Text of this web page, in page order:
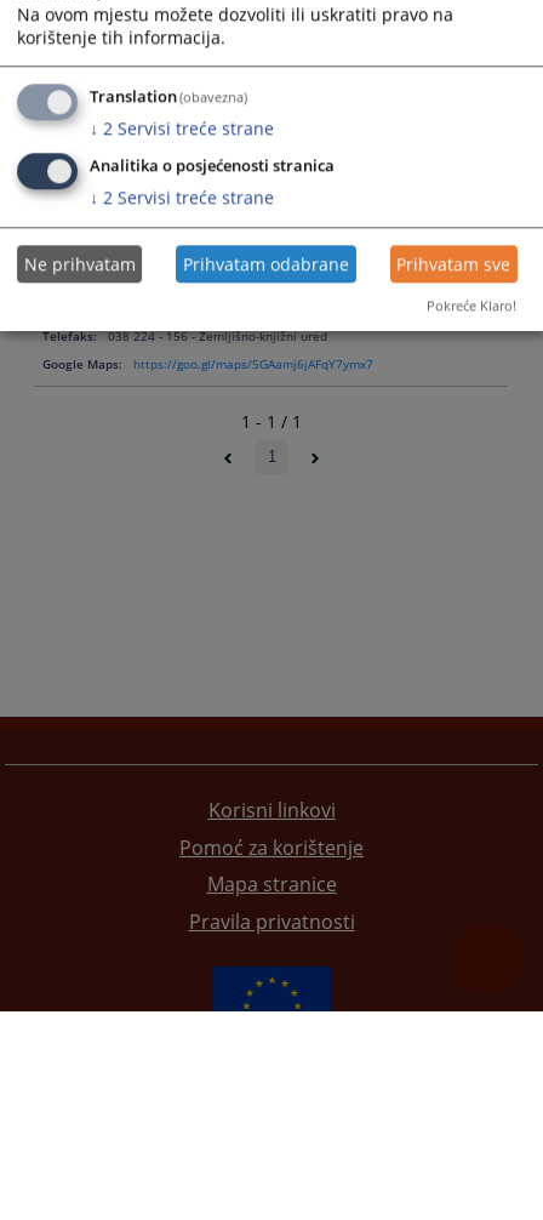
Radno vrijeme:
08:00-16:00
Predsjednik:
Sead Imamović
Ostale
informacije:
Potvrde se dobijaju radnim danima od 08:00 do 16:0
koje se
mogu
dobiti u
sudu:
vodi stečaj i likvidacija, Uvjerenje o nekažnjavanju za prekršaj,
Potvrda da stranka nije evidentirana kao etažni vlasnik stana,
Potvrda da je podnešen zahtjev za uspostavu ZK uloška, Potvrda
da nije uspostavljen ZK uložak, Potvrda da je uspostavljen ZK
uložak, Potvrda da je podnešen zahtjev za upis hipoteke, Potvrda
da je nekretnina opterećena ili nije opterećena hipotekom
Kontakt telefon službenika za informisanje:
038 221 041
Kontakt e-mail službenika za informisanje:
opsudgo@bih.net.ba.ba
Telefaks:
038 224 - 156 - Zemljišno-knjižni ured
Google Maps:
https://goo.gl/maps/5GAamj6jAFqY7ymx7
1 - 1 / 1
1
Korisni linkovi
Pomoć za korištenje
Mapa stranice
Pravila privatnosti
Na ovom mjestu možete dozvoliti ili uskratiti pravo na
korištenje tih informacija.
Translation(obavezna)
↓ 2 Servisi treće strane
Analitika o posjećenosti stranica
↓ 2 Servisi treće strane
Ne prihvatam Prihvatam odabrane Prihvatam sve
Pokreće Klaro!